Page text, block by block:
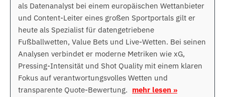
als Datenanalyst bei einem europäischen Wettanbieter
und Content-Leiter eines großen Sportportals gilt er
heute als Spezialist für datengetriebene
Fußballwetten, Value Bets und Live-Wetten. Bei seinen
Analysen verbindet er moderne Metriken wie xG,
Pressing-Intensität und Shot Quality mit einem klaren
Fokus auf verantwortungsvolles Wetten und
transparente Quote-Bewertung. mehr lesen »